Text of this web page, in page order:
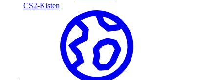
CS2-Kisten